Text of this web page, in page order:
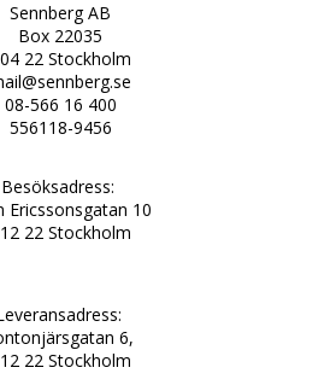
Sennberg AB
Box 22035
22 Stockholm
08-566 16 400
556118-9456
Besöksadress:
Ericssonsgatan 10
22 Stockholm
6,
22 Stockholm